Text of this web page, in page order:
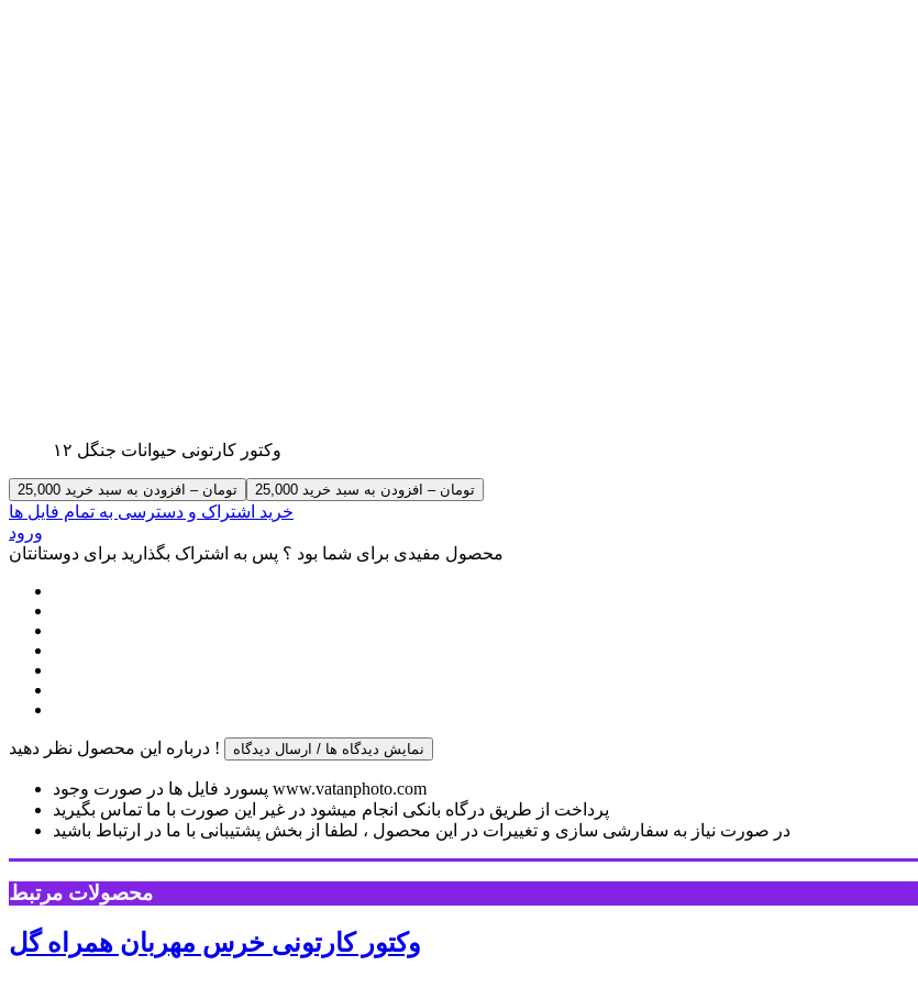
۱۲ وکتور کارتونی حیوانات جنگل
25,000 تومان – افزودن به سبد خرید
خرید اشتراک و دسترسی به تمام فایل ها
ورود
محصول مفیدی برای شما بود ؟ پس به اشتراک بگذارید برای دوستانتان
درباره این محصول نظر دهید ! نمایش دیدگاه ها / ارسال دیدگاه
پسورد فایل ها در صورت وجود www.vatanphoto.com
پرداخت از طریق درگاه بانکی انجام میشود در غیر این صورت با ما تماس بگیرید
در صورت نیاز به سفارشی سازی و تغییرات در این محصول ، لطفا از بخش پشتیبانی با ما در ارتباط باشید
محصولات مرتبط
وکتور کارتونی خرس مهربان همراه گل